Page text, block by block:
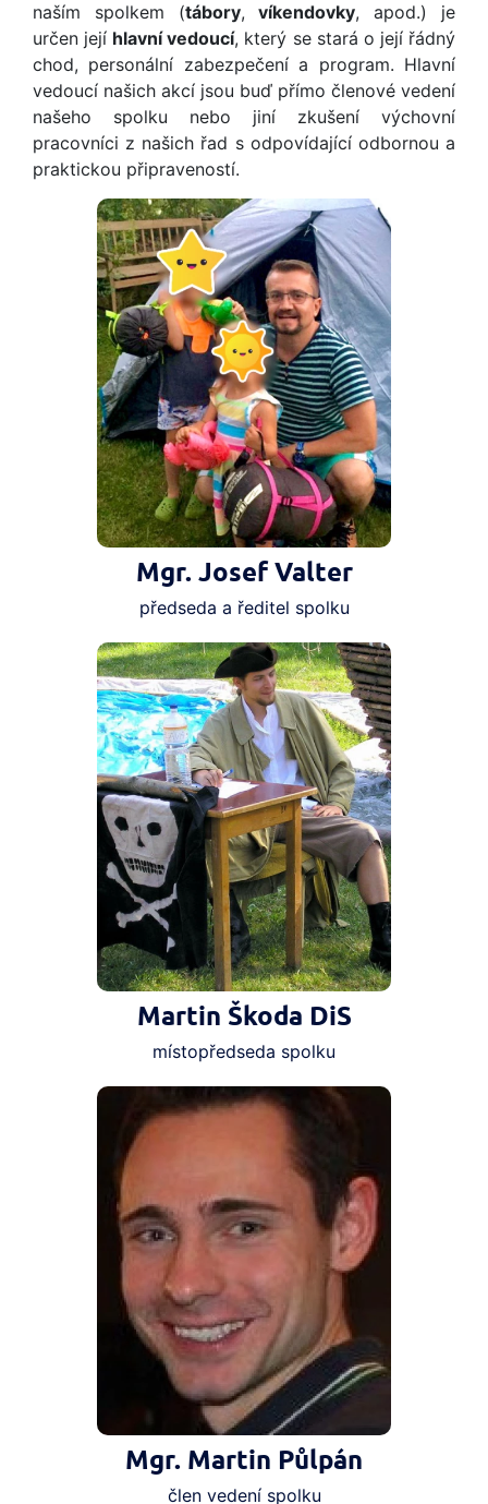
naším spolkem (tábory,víkendovky, apod.) je
určen její hlavní vedoucí, který se stará o její řádný
chod, personální zabezpečení a program. Hlavní
vedoucí našich akcí jsou buď přímo členové vedení
našeho spolku nebo jiní zkušení výchovní
pracovníci z našich řad s odpovídající odbornou a
praktickou připraveností.
Mgr. Josef Valter
předseda a ředitel spolku
Martin Škoda DiS
místopředseda spolku
Mgr. Martin Půlpán
člen vedení spolku